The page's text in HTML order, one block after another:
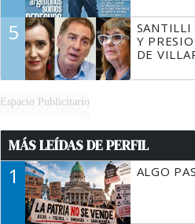
5
SANTILLI
Y
DE
Espacio Publicitario
MÁS LEÍDAS DE PERFIL
1 ALGO